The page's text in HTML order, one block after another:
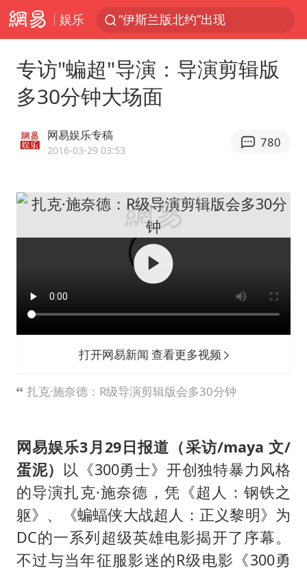
娱乐
“白海豚”最新位置公布
上海大部迎大暴雨
以军士兵把枪口对准中国记者
2026年7月份居民消费价格同比上涨0.5%
浙江海域将现5到8米巨浪到狂浪
辽宁省深化扫黑除恶专项斗争
浙江省发出今年第2号指挥长令
乐享全民健身 共筑健康中国
专访"蝙超"导演：导演剪辑版
多30分钟大场面
网易娱乐专稿
2016-03-29 03:53
780
打开网易新闻 查看更多视频
扎克·施奈德：R级导演剪辑版会多30分钟
网易娱乐3月29日报道（采访/maya 文/
蛋泥） 以《300勇士》开创独特暴力风格
的导演扎克·施奈德，凭《超人：钢铁之
躯》、《蝙蝠侠大战超人：正义黎明》为
DC的一系列超级英雄电影揭开了序幕。
不过与当年征服影迷的R级电影《300勇